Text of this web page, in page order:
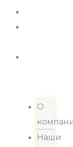
О
Наши